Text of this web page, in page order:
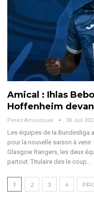
Amical : Ihlas
Hoffenheim
Perez Amouzouvi 30 Juil
Les équipes de la Bundesliga
pour la nouvelle saison à
Glasgow Rangers, les deux
partout. Titulaire des le coup…
1 2 3 4